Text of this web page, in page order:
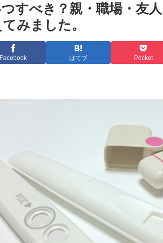
すべき？親・職場・友
みました。
Facebook はてブ Pocket